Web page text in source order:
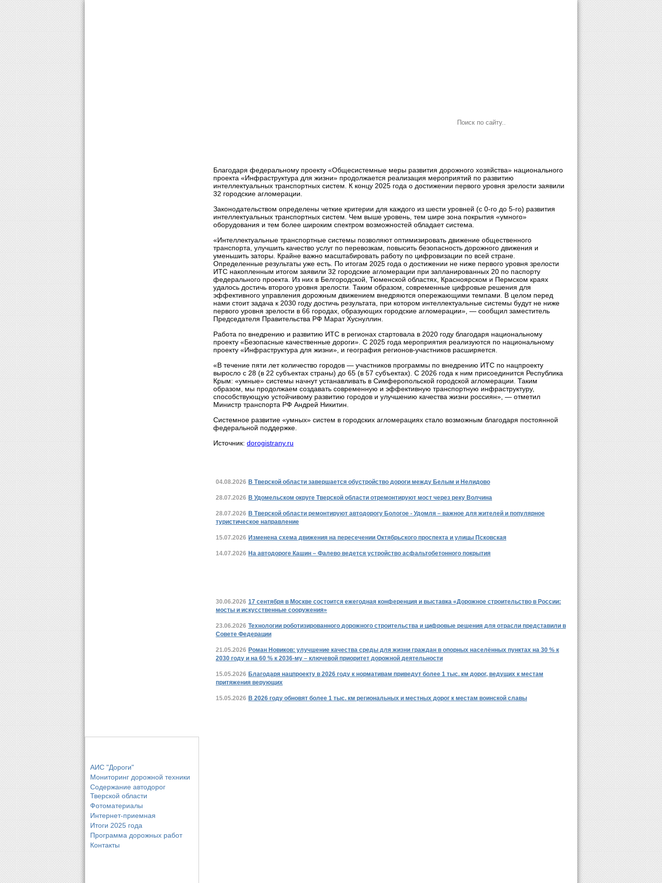
Благодаря федеральному проекту «Общесистемные меры развития дорожного хозяйства» национального
проекта «Инфраструктура для жизни» продолжается реализация мероприятий по развитию
интеллектуальных транспортных систем. К концу 2025 года о достижении первого уровня зрелости заявили
32 городские агломерации.
Законодательством определены четкие критерии для каждого из шести уровней (с 0-го до 5-го) развития
интеллектуальных транспортных систем. Чем выше уровень, тем шире зона покрытия «умного»
оборудования и тем более широким спектром возможностей обладает система.
«Интеллектуальные транспортные системы позволяют оптимизировать движение общественного
транспорта, улучшить качество услуг по перевозкам, повысить безопасность дорожного движения и
уменьшить заторы. Крайне важно масштабировать работу по цифровизации по всей стране.
Определенные результаты уже есть. По итогам 2025 года о достижении не ниже первого уровня зрелости
ИТС накопленным итогом заявили 32 городские агломерации при запланированных 20 по паспорту
федерального проекта. Из них в Белгородской, Тюменской областях, Красноярском и Пермском краях
удалось достичь второго уровня зрелости. Таким образом, современные цифровые решения для
эффективного управления дорожным движением внедряются опережающими темпами. В целом перед
нами стоит задача к 2030 году достичь результата, при котором интеллектуальные системы будут не ниже
первого уровня зрелости в 66 городах, образующих городские агломерации», — сообщил заместитель
Председателя Правительства РФ Марат Хуснуллин.
Работа по внедрению и развитию ИТС в регионах стартовала в 2020 году благодаря национальному
проекту «Безопасные качественные дороги». С 2025 года мероприятия реализуются по национальному
проекту «Инфраструктура для жизни», и география регионов-участников расширяется.
«В течение пяти лет количество городов — участников программы по внедрению ИТС по нацпроекту
выросло с 28 (в 22 субъектах страны) до 65 (в 57 субъектах). С 2026 года к ним присоединится Республика
Крым: «умные» системы начнут устанавливать в Симферопольской городской агломерации. Таким
образом, мы продолжаем создавать современную и эффективную транспортную инфраструктуру,
способствующую устойчивому развитию городов и улучшению качества жизни россиян», ― отметил
Министр транспорта РФ Андрей Никитин.
Системное развитие «умных» систем в городских агломерациях стало возможным благодаря постоянной
федеральной поддержке.
Источник: dorogistrany.ru
04.08.2026 В Тверской области завершается обустройство дороги между Белым и Нелидово
28.07.2026 В Удомельском округе Тверской области отремонтируют мост через реку Волчина
28.07.2026 В Тверской области ремонтируют автодорогу Бологое - Удомля – важное для жителей и популярное
туристическое направление
15.07.2026 Изменена схема движения на пересечении Октябрьского проспекта и улицы Псковская
14.07.2026 На автодороге Кашин – Фалево ведется устройство асфальтобетонного покрытия
30.06.2026 17 сентября в Москве состоится ежегодная конференция и выставка «Дорожное строительство в России:
мосты и искусственные сооружения»
23.06.2026 Технологии роботизированного дорожного строительства и цифровые решения для отрасли представили в
Совете Федерации
21.05.2026 Роман Новиков: улучшение качества среды для жизни граждан в опорных населённых пунктах на 30 % к
2030 году и на 60 % к 2036-му – ключевой приоритет дорожной деятельности
15.05.2026 Благодаря нацпроекту в 2026 году к нормативам приведут более 1 тыс. км дорог, ведущих к местам
притяжения верующих
15.05.2026 В 2026 году обновят более 1 тыс. км региональных и местных дорог к местам воинской славы
АИС "Дороги"
Мониторинг дорожной техники
Содержание автодорог
Тверской области
Фотоматериалы
Интернет-приемная
Итоги 2025 года
Программа дорожных работ
Контакты